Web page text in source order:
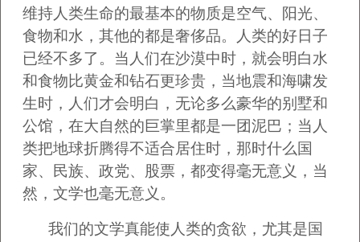
维持人类生命的最基本的物质是空气、阳光、
食物和水，其他的都是奢侈品。人类的好日子
已经不多了。当人们在沙漠中时，就会明白水
和食物比黄金和钻石更珍贵，当地震和海啸发
生时，人们才会明白，无论多么豪华的别墅和
公馆，在大自然的巨掌里都是一团泥巴；当人
类把地球折腾得不适合居住时，那时什么国
家、民族、政党、股票，都变得毫无意义，当
然，文学也毫无意义。
我们的文学真能使人类的贪欲，尤其是国